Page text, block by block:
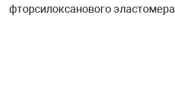
фторсилоксанового эластомера